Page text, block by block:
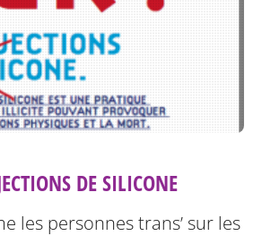
DE SILICONE
les personnes trans’ sur les